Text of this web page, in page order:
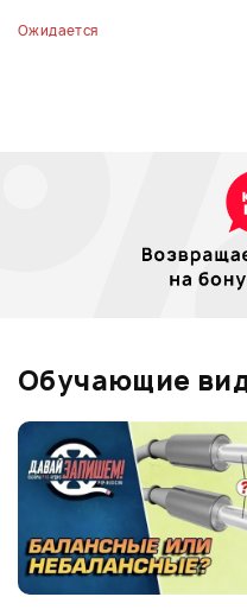
Ожидается
Обучающие